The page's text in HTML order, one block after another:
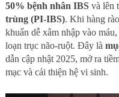
50% bệnh nhân IBSvà lên
trùng (PI-IBS). Khi hàng
khuẩn dễ xâm nhập vào
loạn trục não-ruột. Đây là
dẫn cập nhật 2025, mở ra
mạc và cải thiện hệ vi sinh.